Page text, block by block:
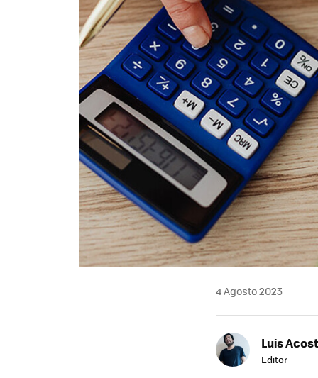
4 Agosto 2023
Luis
Editor